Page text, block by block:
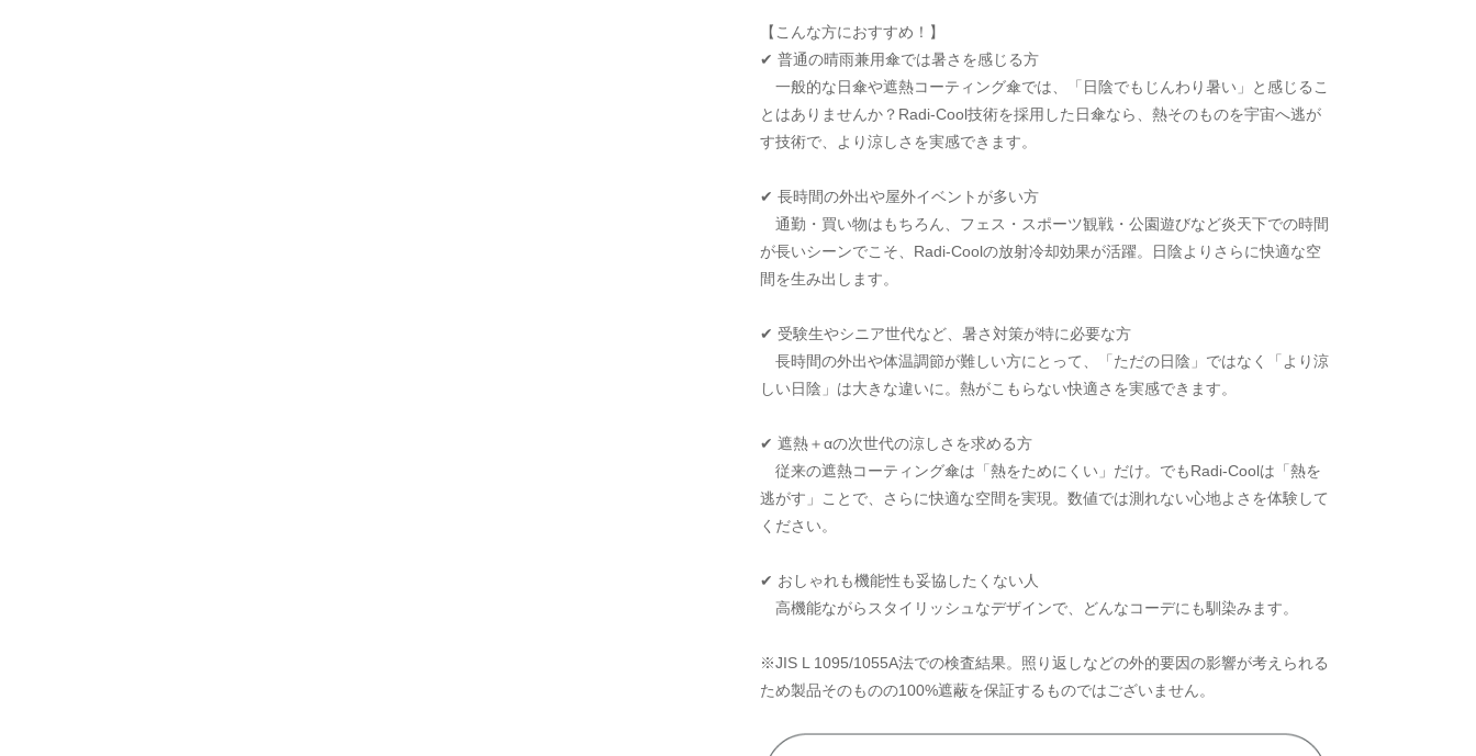
【こんな方におすすめ！】
✔ 普通の晴雨兼用傘では暑さを感じる方
一般的な日傘や遮熱コーティング傘では、「日陰でもじんわり暑い」と感じるこ
とはありませんか？Radi-Cool技術を採用した日傘なら、熱そのものを宇宙へ逃が
す技術で、より涼しさを実感できます。
✔ 長時間の外出や屋外イベントが多い方
通勤・買い物はもちろん、フェス・スポーツ観戦・公園遊びなど炎天下での時間
が長いシーンでこそ、Radi-Coolの放射冷却効果が活躍。日陰よりさらに快適な空
間を生み出します。
✔ 受験生やシニア世代など、暑さ対策が特に必要な方
長時間の外出や体温調節が難しい方にとって、「ただの日陰」ではなく「より涼
しい日陰」は大きな違いに。熱がこもらない快適さを実感できます。
✔ 遮熱＋αの次世代の涼しさを求める方
従来の遮熱コーティング傘は「熱をためにくい」だけ。でもRadi-Coolは「熱を
逃がす」ことで、さらに快適な空間を実現。数値では測れない心地よさを体験して
ください。
✔ おしゃれも機能性も妥協したくない人
高機能ながらスタイリッシュなデザインで、どんなコーデにも馴染みます。
※JIS L 1095/1055A法での検査結果。照り返しなどの外的要因の影響が考えられる
ため製品そのものの100%遮蔽を保証するものではございません。